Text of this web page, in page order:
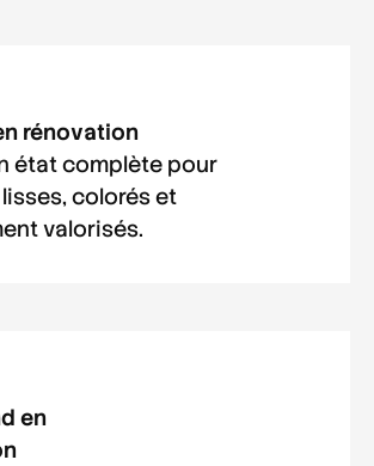
rénovation
état complète pour
colorés et
valorisés.
en